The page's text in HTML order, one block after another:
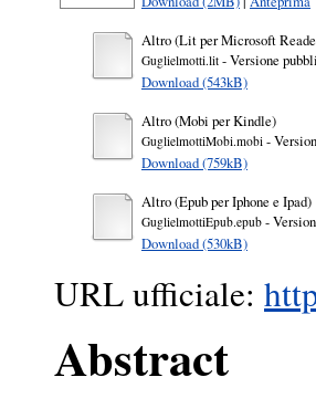
Altro (Lit per Microsoft
Guglielmotti.lit - Versione
Download (543kB)
Altro (Mobi per Kindle)
GuglielmottiMobi.mobi -
Download (759kB)
Altro (Epub per Iphone e Ipad)
GuglielmottiEpub.epub -
Download (530kB)
URL ufficiale:
Abstract